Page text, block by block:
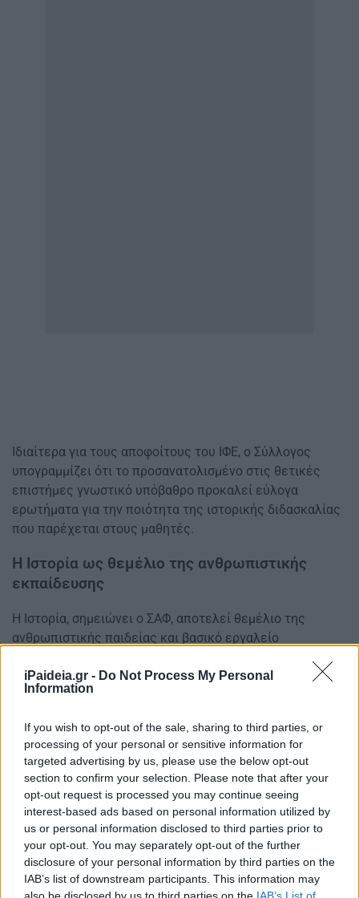
iPaideia.gr - Do Not Process My Personal
Information
If you wish to opt-out of the sale, sharing to third parties, or
processing of your personal or sensitive information for
targeted advertising by us, please use the below opt-out
section to confirm your selection. Please note that after your
opt-out request is processed you may continue seeing
interest-based ads based on personal information utilized by
us or personal information disclosed to third parties prior to
your opt-out. You may separately opt-out of the further
disclosure of your personal information by third parties on the
IAB’s list of downstream participants. This information may
also be disclosed by us to third parties on the IAB’s List of
Ιδιαίτερα για τους αποφοίτους του ΙΦΕ, ο Σύλλογος
υπογραμμίζει ότι το προσανατολισμένο στις θετικές
επιστήμες γνωστικό υπόβαθρο προκαλεί εύλογα
ερωτήματα για την ποιότητα της ιστορικής διδασκαλίας
που παρέχεται στους μαθητές.
Η Ιστορία ως θεμέλιο της ανθρωπιστικής
εκπαίδευσης
Η Ιστορία, σημειώνει ο ΣΑΦ, αποτελεί θεμέλιο της
ανθρωπιστικής παιδείας και βασικό εργαλείο
απαιτείται να διδάσκεται από εξειδικευμένους
φιλολόγους με σπουδές στο αντικείμενο και
επιστημών.
«Η ανάθεση του μαθήματος σε μη ειδικευμένους
εκπαιδευτικούς αλλοιώνει τον χαρακτήρα του και
υποβαθμίζει τη σοβαρότητα της διδακτικής πράξης»,
σημειώνεται χαρακτηριστικά στο κείμενο της
επιστολής.
Ο Σύλλογος καλεί την πολιτική ηγεσία του Υπουργείου